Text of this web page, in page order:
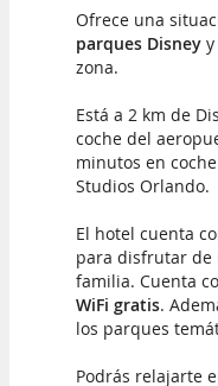
Ofrece una
parques Disney
zona.
Está a 2 km de
coche del
minutos en
Studios Orlando.
El hotel cuenta
para disfrutar de
familia. Cuenta
WiFi gratis.
los parques
Podrás relajarte